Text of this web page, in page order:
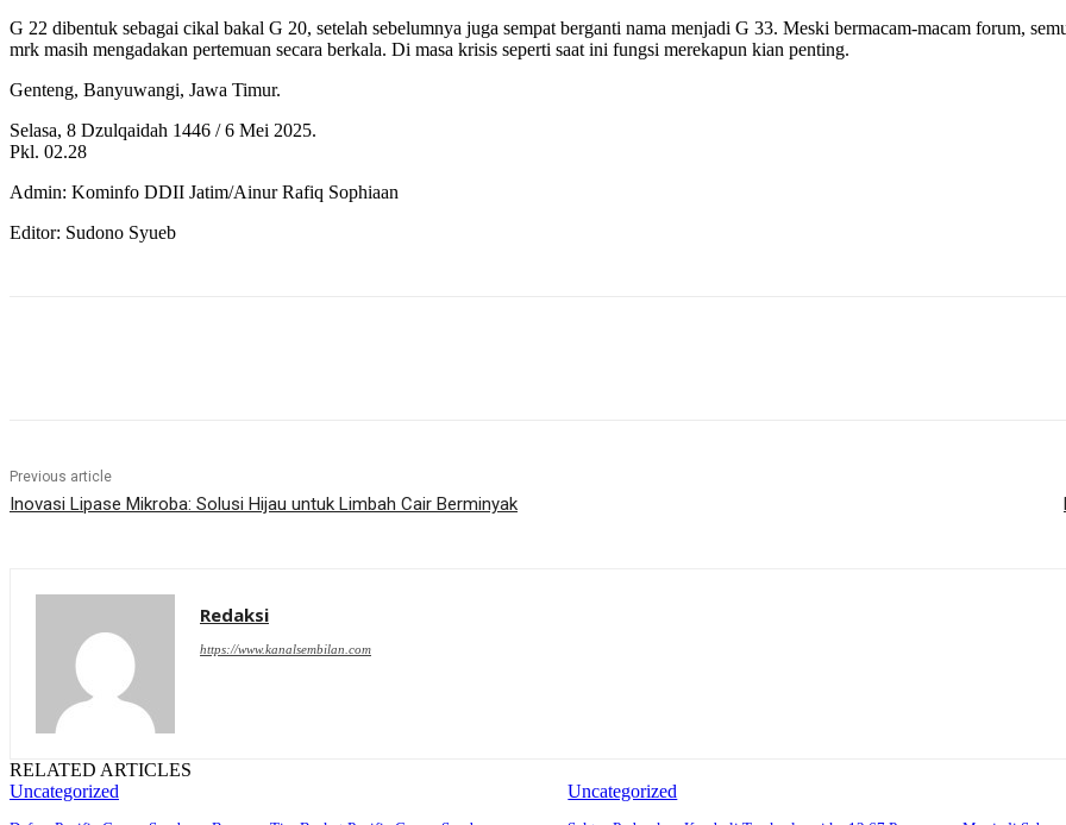
G 22 dibentuk sebagai cikal bakal G 20, setelah sebelumnya juga sempat berganti nama menjadi G 33. Meski bermacam-macam forum,
mrk masih mengadakan pertemuan secara berkala. Di masa krisis seperti saat ini fungsi merekapun kian penting.
Genteng, Banyuwangi, Jawa Timur.
Selasa, 8 Dzulqaidah 1446 / 6 Mei 2025.
Pkl. 02.28
Admin: Kominfo DDII Jatim/Ainur Rafiq Sophiaan
Editor: Sudono Syueb
Previous article
Inovasi Lipase Mikroba: Solusi Hijau untuk Limbah Cair Berminyak
Redaksi
https://www.kanalsembilan.com
RELATED ARTICLES
Uncategorized
Uncategorized